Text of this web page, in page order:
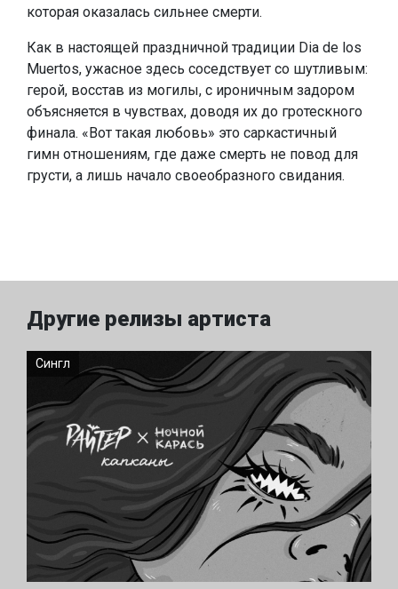
которая оказалась сильнее смерти.
Как в настоящей праздничной традиции Dia de los
Muertos, ужасное здесь соседствует со шутливым:
герой, восстав из могилы, с ироничным задором
объясняется в чувствах, доводя их до гротескного
финала. «Вот такая любовь» это саркастичный
гимн отношениям, где даже смерть не повод для
грусти, а лишь начало своеобразного свидания.
Другие релизы артиста
Сингл